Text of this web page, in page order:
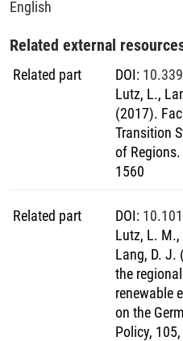
English
Related external
Related part DOI:
Lutz, L.,
(2017).
Transition
of
1560
Related part DOI:
Lutz, L. M.,
Lang, D. J.
the
renewable
on the
Policy,
Transdisziplinäre Forschung
begegnen.